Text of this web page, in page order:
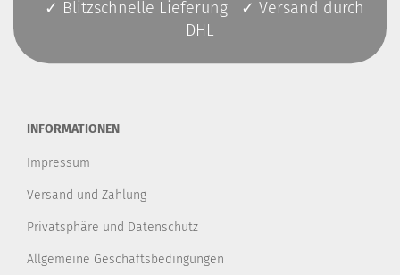
✓ Blitzschnelle Lieferung ✓ Versand durch
DHL
INFORMATIONEN
Impressum
Versand und Zahlung
Privatsphäre und Datenschutz
Allgemeine Geschäftsbedingungen